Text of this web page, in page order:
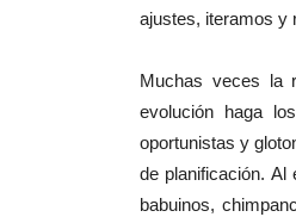
ajustes, iteramos y
Muchas veces la
evolución haga
oportunistas y
de planificación.
babuinos,